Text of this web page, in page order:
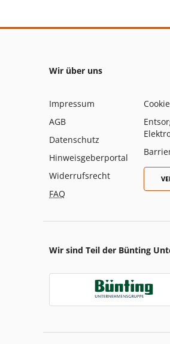
Wir über uns
Impressum
AGB
Datenschutz
Hinweisgeberportal
Widerrufsrecht
FAQ
Wir sind Teil der Bünting